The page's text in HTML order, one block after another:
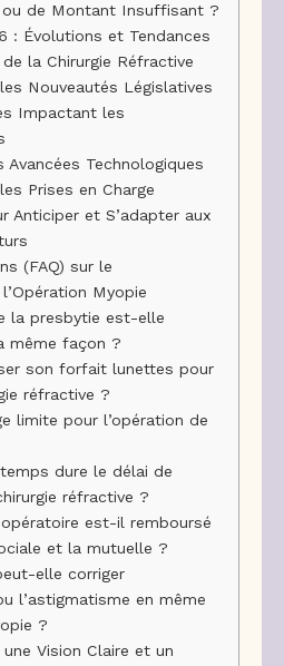
ou de Montant Insuffisant ?
: Évolutions et Tendances
la Chirurgie Réfractive
Nouveautés Législatives
Impactant les
Avancées Technologiques
Prises en Charge
Anticiper et S’adapter aux
(FAQ) sur le
Myopie
la presbytie est-elle
même façon ?
son forfait lunettes pour
réfractive ?
limite pour l’opération de
dure le délai de
réfractive ?
est-il remboursé
et la mutuelle ?
elle corriger
l’astigmatisme en même
?
Vision Claire et un